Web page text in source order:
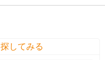
してみる